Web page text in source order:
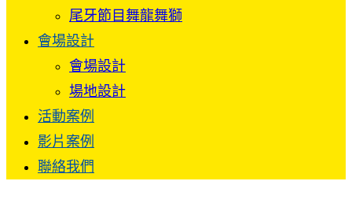
尾牙節目舞龍舞獅
會場設計
會場設計
場地設計
活動案例
影片案例
聯絡我們